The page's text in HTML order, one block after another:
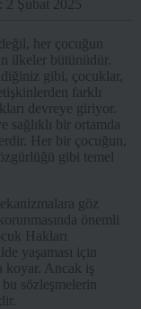
2 Şubat 2025
her çocuğun
ilkeler bütünüdür.
gibi, çocuklar,
farklı
devreye giriyor.
sağlıklı bir ortamda
Her bir çocuğun,
gibi temel
göz
önemli
Hakları
yaşaması için
koyar. Ancak iş
sözleşmelerin